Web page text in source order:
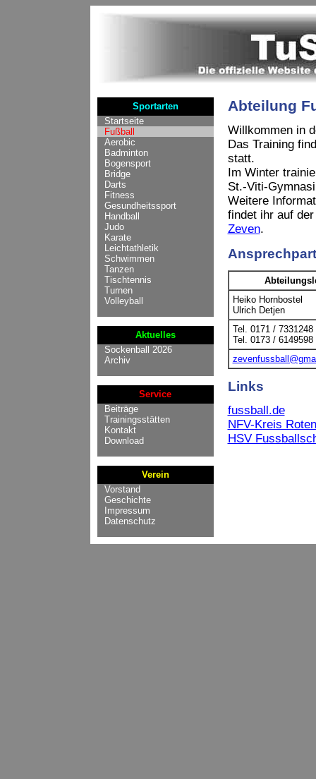
Sportarten
Startseite
Fußball
Aerobic
Badminton
Bogensport
Bridge
Darts
Fitness
Gesundheitssport
Handball
Judo
Karate
Leichtathletik
Schwimmen
Tanzen
Tischtennis
Turnen
Volleyball
Aktuelles
Sockenball 2026
Archiv
Service
Beiträge
Trainingsstätten
Kontakt
Download
Verein
Vorstand
Geschichte
Impressum
Datenschutz
Abteilung
Willkommen in
Das Training
statt.
Im Winter
St.-Viti-
Weitere
findet ihr auf
Zeven.
Heiko Hornbostel
Ulrich Detjen
Tel. 0171 / 7331248
Tel. 0173 / 6149598
Links
fussball.de
NFV-Kreis
HSV